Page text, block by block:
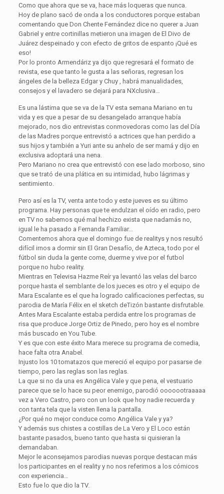
Como que ahora que se va, hace más loqueras que nunca.
Hoy de plano sacó de onda a los conductores porque estaban
comentando que Don Chente Fernández dice no querer a Juan
Gabriel y entre cortinillas metieron una imagen de El Divo de
Juárez despeinado y con efecto de gritos de espanto ¡Qué es
eso!
Por lo pronto Armendáriz ya dijo que regresará el formato de
revista, ese que tanto le gusta a las señoras, regresan los
ángeles de la belleza Edgar y Chuy , habrá manualidades,
consejos y el lavadero se dejará para NXclusiva…
Es una lástima que se va de la TV esta semana Mariano en tu
vida y es que a pesar de su desangelado arranque había
mejorado, nos dio entrevistas conmovedoras como las del Día
de las Madres porque entrevistó a actrices que han perdido a
sus hijos y también a Yuri ante su anhelo de ser mamá y dijo en
exclusiva adoptará una nena.
Pero Mariano no crea que entrevistó con ese lado morboso, sino
que se trató de una plática en su intimidad, hubo lágrimas y
sentimiento.
Pero así es la TV, venta ante todo y este jueves es su último
programa. Hay personas que te endulzan el oído en radio, pero
en TV no sabemos qué mal hechizo exista que nadamás no,
igual le ha pasado a Fernanda Familiar…
Comentemos ahora que el domingo fue de realitys y nos resultó
difícil irnos a dormir sin El Gran Desafío, de Azteca, todo por el
fútbol sin duda la gente come, duerme y vive por el futbol
porque no hubo reality.
Mientras en Televisa Hazme Reír ya levantó las velas del barco
porque hasta el semblante de los jueces es otro y el equipo de
Mara Escalante es el que ha logrado calificaciones perfectas, su
parodia de María Félix en el sketch deTizón bastante disfrutable.
Antes Mara Escalante estaba perdida entre los programas de
risa que produce Jorge Ortiz de Pinedo, pero hoy es el nombre
más buscado en You Tube.
Y es que con este éxito Mara merece su programa de comedia,
hace falta otra Anabel.
Injusto los 10 tomatazos que mereció el equipo por pasarse de
tiempo, pero las reglas son las reglas.
La que si no da una es Angélica Vale y que pena, el vestuario
parece que se lo hace su peor enemigo, parodió ooooootraaaaa
vez a Vero Castro, pero con un look que hoy nadie recuerda y
con tanta tela que la visten llena la pantalla.
¿Por qué no mejor conduce como Angélica Vale y ya?
Y además sus chistes a costillas de La Vero y El Loco están
bastante pasados, bueno tanto que hasta si quisieran la
demandaban.
Mejor le aconsejamos parodias nuevas porque destacan más
los participantes en el reality y no nos referimos a los cómicos
con experiencia…
Esto fue lo que dio la TV.